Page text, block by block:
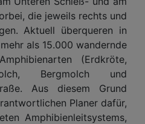
die jeweils rechts und
Aktuell überqueren in
als 15.000 wandernde
(Erdkröte,
Bergmolch und
Aus diesem Grund
Planer dafür,
Amphibienleitsystems,